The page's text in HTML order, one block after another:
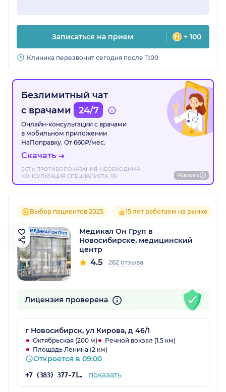
Записаться на прием + 100
Клиника перезвонит сегодня после 11:00
Безлимитный чат
с врачами
24/7
Онлайн-консультации с врачами
в мобильном приложении
НаПоправку. От 660₽/мес.
Скачать
ЕСТЬ ПРОТИВОПОКАЗАНИЯ. НЕОБХОДИМА
КОНСУЛЬТАЦИЯ СПЕЦИАЛИСТА. 18+
Реклама
Выбор пациентов 2025 15 лет работаем на рынке
Медикал Он Груп в
Новосибирске, медицинский
центр
4.5 262 отзыва
Лицензия проверена
г Новосибирск, ул Кирова, д 46/1
Октябрьская (200 м)
Речной вокзал (1.5 км)
Площадь Ленина (2 км)
Откроется в 09:00
+7 (383) 377-71-32 показать